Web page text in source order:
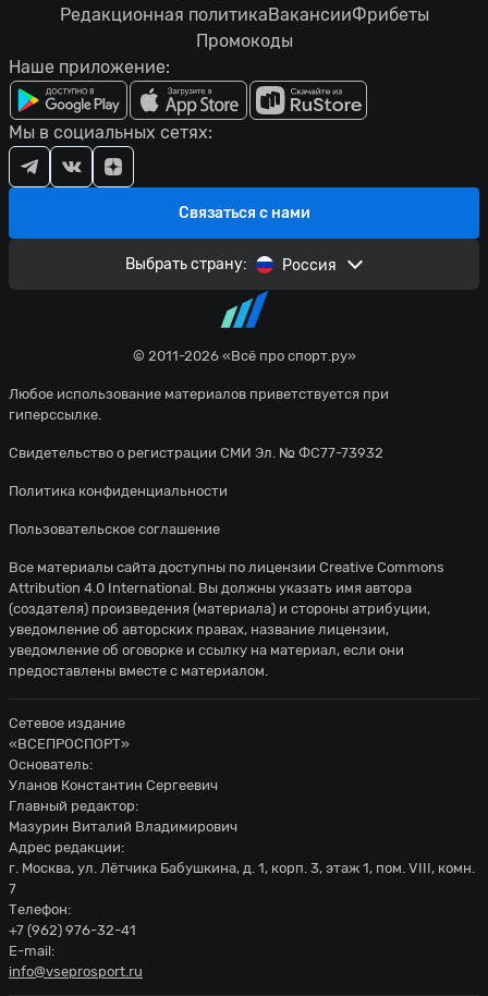
© 2011-2026 «Всё про спорт.ру»
Любое использование материалов приветствуется при
гиперссылке.
Свидетельство о регистрации СМИ Эл. № ФС77-73932
Политика конфиденциальности
Пользовательское соглашение
Редакционная политикаВакансииФрибеты
Промокоды
Наше приложение:
Связаться с нами
Мы в социальных сетях:
Выбрать страну: Россия
Все материалы сайта доступны по лицензии Creative Commons
Attribution 4.0 International. Вы должны указать имя автора
(создателя) произведения (материала) и стороны атрибуции,
уведомление об авторских правах, название лицензии,
уведомление об оговорке и ссылку на материал, если они
предоставлены вместе с материалом.
Сетевое издание
«ВСЕПРОСПОРТ»
Основатель:
Уланов Константин Сергеевич
Главный редактор:
Мазурин Виталий Владимирович
Адрес редакции:
г. Москва, ул. Лётчика Бабушкина, д. 1, корп. 3, этаж 1, пом. VIII, комн.
7
Телефон:
+7 (962) 976-32-41
E-mail:
info@vseprosport.ru